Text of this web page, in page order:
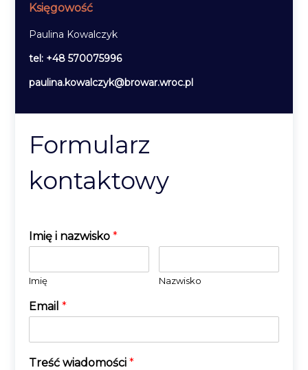
Księgowość
Paulina Kowalczyk
tel: +48 570075996
paulina.kowalczyk@browar.wroc.pl
Formularz
kontaktowy
Imię i nazwisko*
Imię Nazwisko
Email*
Treść wiadomości*